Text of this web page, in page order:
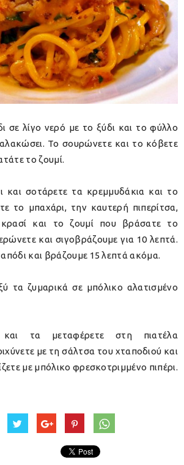
σε λίγο νερό με το ξύδι και το φύλλο
Το σουρώνετε και το κόβετε
το ζουμί.
και σοτάρετε τα κρεμμυδάκια και το
το μπαχάρι, την καυτερή πιπερίτσα,
κρασί και το ζουμί που βράσατε το
και σιγοβράζουμε για 10 λεπτά.
και βράζουμε 15 λεπτά ακόμα.
τα ζυμαρικά σε μπόλικο αλατισμένο
και τα μεταφέρετε στη πιατέλα
με τη σάλτσα του χταποδιού και
με μπόλικο φρεσκοτριμμένο πιπέρι.